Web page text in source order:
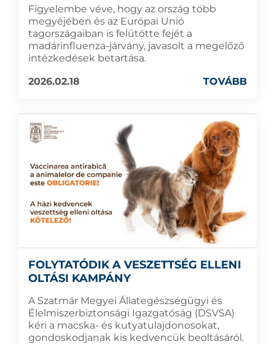
Figyelembe véve, hogy az ország több
megyéjében és az Európai Unió
tagországaiban is felütötte fejét a
madárinfluenza-járvány, javasolt a megelőző
intézkedések betartása.
2026.02.18
TOVÁBB
FOLYTATÓDIK A VESZETTSÉG ELLENI
OLTÁSI KAMPÁNY
A Szatmár Megyei Állategészségügyi és
Élelmiszerbiztonsági Igazgatóság (DSVSA)
kéri a macska- és kutyatulajdonosokat,
gondoskodjanak kis kedvencük beoltásáról.